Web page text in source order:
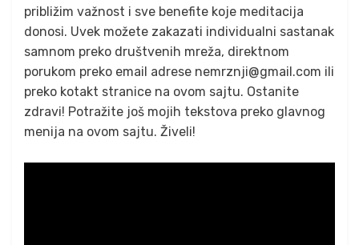
približim važnost i sve benefite koje meditacija
donosi. Uvek možete zakazati individualni sastanak
samnom preko društvenih mreža, direktnom
porukom preko email adrese nemrznji@gmail.com ili
preko kotakt stranice na ovom sajtu. Ostanite
zdravi! Potražite još mojih tekstova preko glavnog
menija na ovom sajtu. Živeli!